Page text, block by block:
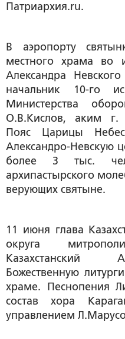
Патриархия.ru.
В аэропорту
местного храма во
Александра
начальник 10-го
Министерства
О.В.Кислов, аким г.
Пояс Царицы
Александро-Невскую
более 3 тыс.
архипастырского
верующих святыне.
11 июня глава
округа
Казахстанский
Божественную
храме. Песнопения
состав хора
управлением